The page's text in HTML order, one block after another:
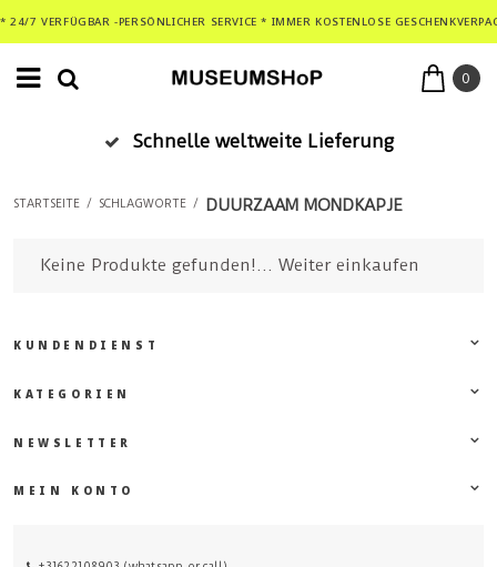
* 24/7 VERFÜGBAR -PERSÖNLICHER SERVICE * IMMER KOSTENLOSE
0
Schnelle weltweite Lieferung
STARTSEITE / SCHLAGWORTE / DUURZAAM MONDKAPJE
Keine Produkte gefunden!... Weiter einkaufen
KUNDENDIENST
KATEGORIEN
NEWSLETTER
MEIN KONTO